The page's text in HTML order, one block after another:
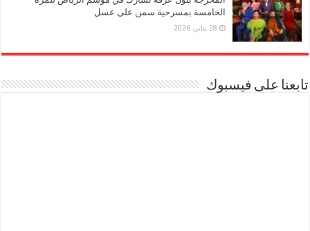
الخامسة بمسرحية سمن على عسل
28 يناير، 2026
تابعنا على فيسبوك